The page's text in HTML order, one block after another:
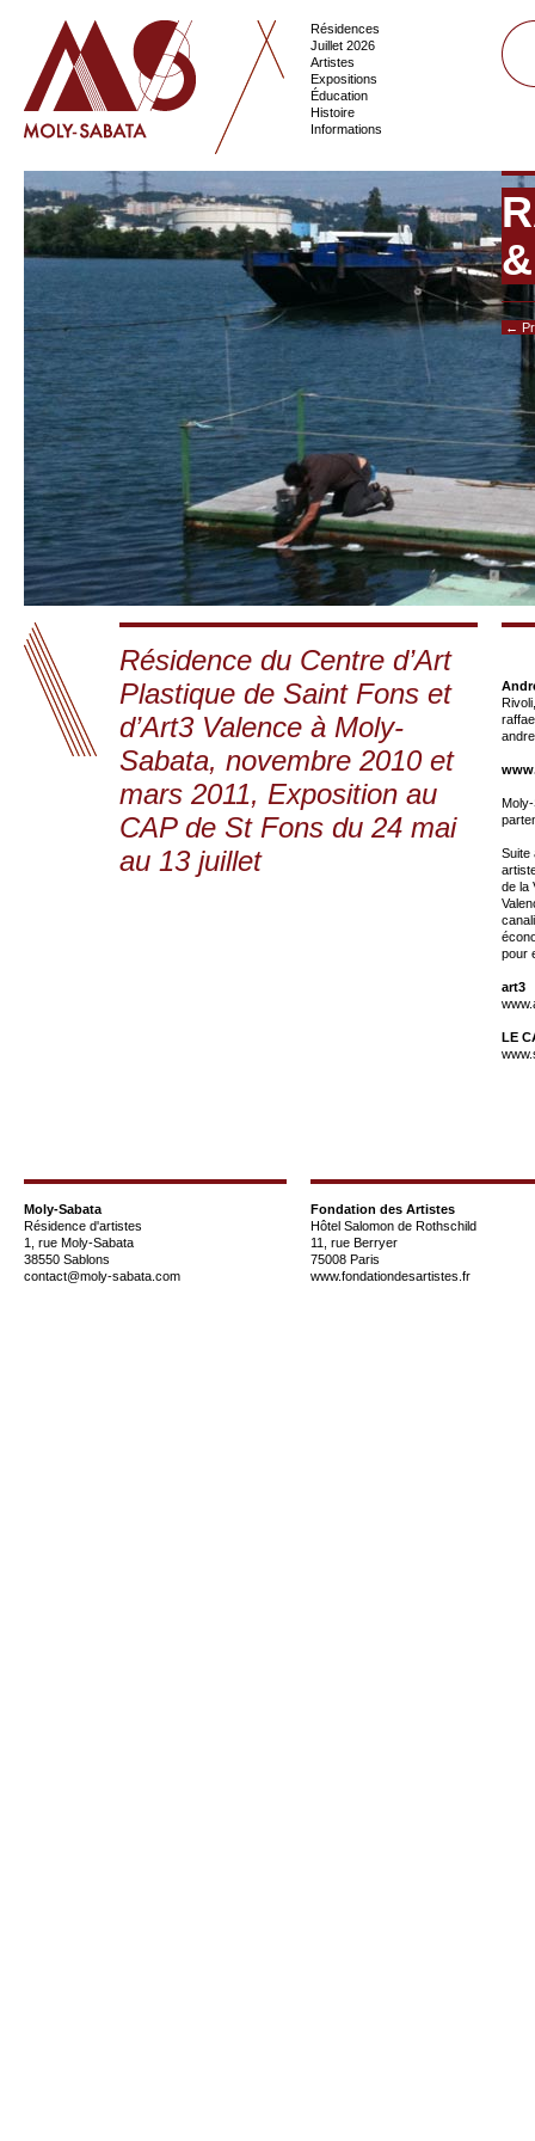
Résidences
Juillet 2026
Artistes
Expositions
Éducation
Histoire
Informations
←
Résidence du Centre d’Art
Plastique de Saint Fons et
d’Art3 Valence à Moly-
Sabata, novembre 2010 et
mars 2011, Exposition au
CAP de St Fons du 24 mai
au 13 juillet
Suite
de la
pour
art3
LE
Moly-Sabata
Résidence d'artistes
1, rue Moly-Sabata
38550 Sablons
contact@moly-sabata.com
Fondation des Artistes
Hôtel Salomon de Rothschild
11, rue Berryer
75008 Paris
www.fondationdesartistes.fr